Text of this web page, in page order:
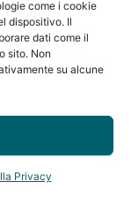
come i cookie
dispositivo. Il
dati come il
sito. Non
su alcune
Privacy
sostegno
0012 641